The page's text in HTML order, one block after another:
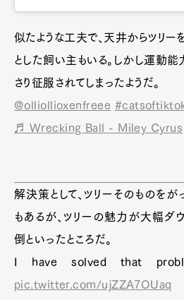
似たような工夫で、天井からツリー
とした飼い主もいる。しかし運動能
さり征服されてしまったようだ。
@olliollioxenfreee
♬ Wrecking Ball - Miley Cyrus
解決策として、ツリーそのものをが
もあるが、ツリーの魅力が大幅ダ
倒といったところだ。
I have solved that
pic.twitter.com/ujZZA7OUaq